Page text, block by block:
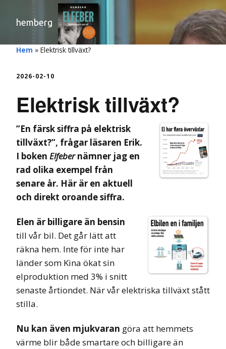
hemberg
Hem » Elektrisk tillväxt?
2026-02-10
Elektrisk tillväxt?
”En färsk siffra på elektrisk
tillväxt?”, frågar läsaren Erik.
I boken Elfebernämner jag en
rad olika exempel från
senare år. Här är en aktuell
och direkt oroande siffra.
Elen är billigare än bensin
till vår bil. Det går lätt att
räkna hem. Inte för inte har
länder som Kina ökat sin
elproduktion med 3% i snitt
senaste årtiondet. När vår elektriska tillväxt stått
stilla.
Nu kan även mjukvaran göra att hemmets
värme blir både smartare och billigare än